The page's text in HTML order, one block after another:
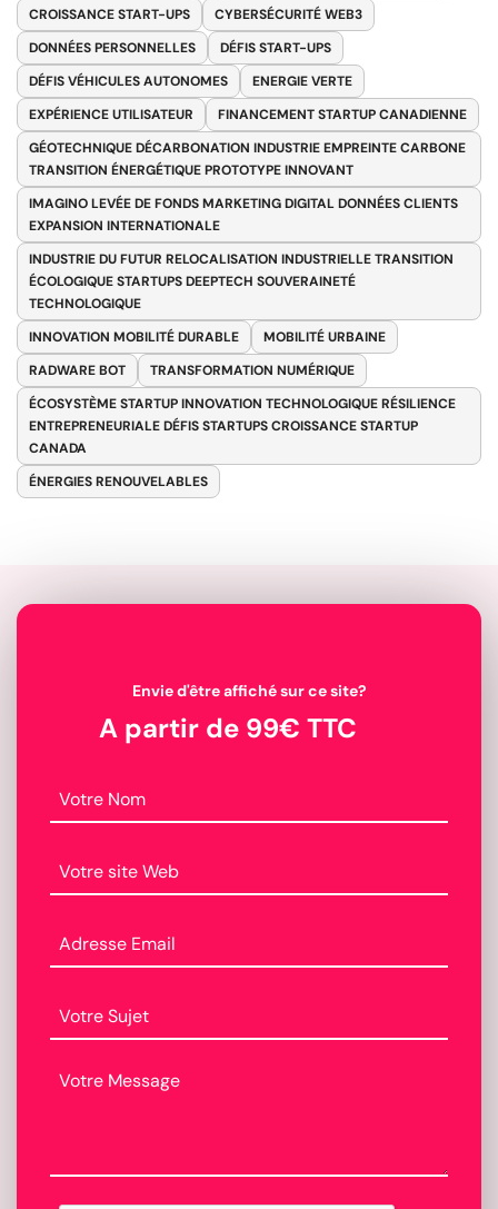
CROISSANCE START-UPS
CYBERSÉCURITÉ WEB3
DONNÉES PERSONNELLES
DÉFIS START-UPS
DÉFIS VÉHICULES AUTONOMES
ENERGIE VERTE
EXPÉRIENCE UTILISATEUR
FINANCEMENT STARTUP CANADIENNE
GÉOTECHNIQUE DÉCARBONATION INDUSTRIE EMPREINTE CARBONE
TRANSITION ÉNERGÉTIQUE PROTOTYPE INNOVANT
IMAGINO LEVÉE DE FONDS MARKETING DIGITAL DONNÉES CLIENTS
EXPANSION INTERNATIONALE
INDUSTRIE DU FUTUR RELOCALISATION INDUSTRIELLE TRANSITION
ÉCOLOGIQUE STARTUPS DEEPTECH SOUVERAINETÉ
TECHNOLOGIQUE
INNOVATION MOBILITÉ DURABLE
MOBILITÉ URBAINE
RADWARE BOT
TRANSFORMATION NUMÉRIQUE
ÉCOSYSTÈME STARTUP INNOVATION TECHNOLOGIQUE RÉSILIENCE
ENTREPRENEURIALE DÉFIS STARTUPS CROISSANCE STARTUP
CANADA
ÉNERGIES RENOUVELABLES
Envie d'être affiché sur ce site?
A partir de 99€ TTC